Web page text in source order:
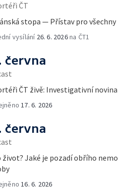
ČT
stopa — Přístav pro všechny
vysílání 26. 6. 2026na ČT1
června
ČT živě: Investigativní
17. 6. 2026
června
život? Jaké je pozadí obřího
16. 6. 2026